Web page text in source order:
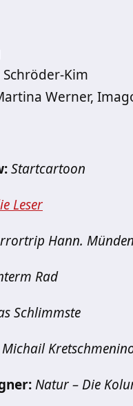
Kim
Werner,
Startcartoon
Leser
Hann. Münden
Rad
Schlimmste
Michail
Natur – Die